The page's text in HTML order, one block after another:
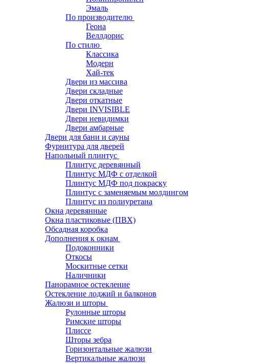
Эмаль
По производителю
Геона
Веллдорис
По стилю
Классика
Модерн
Хай-тек
Двери из массива
Двери складные
Двери откатные
Двери INVISIBLE
Двери невидимки
Двери амбарные
Двери для бани и сауны
Фурнитура для дверей
Напольный плинтус
Плинтус деревянный
Плинтус МДФ с отделкой
Плинтус МДФ под покраску
Плинтус с заменяемым молдингом
Плинтус из полиуретана
Окна деревянные
Окна пластиковые (ПВХ)
Обсадная коробка
Дополнения к окнам
Подоконники
Откосы
Москитные сетки
Наличники
Панорамное остекление
Остекление лоджий и балконов
Жалюзи и шторы
Рулонные шторы
Римские шторы
Плиссе
Шторы зебра
Горизонтальные жалюзи
Вертикальные жалюзи